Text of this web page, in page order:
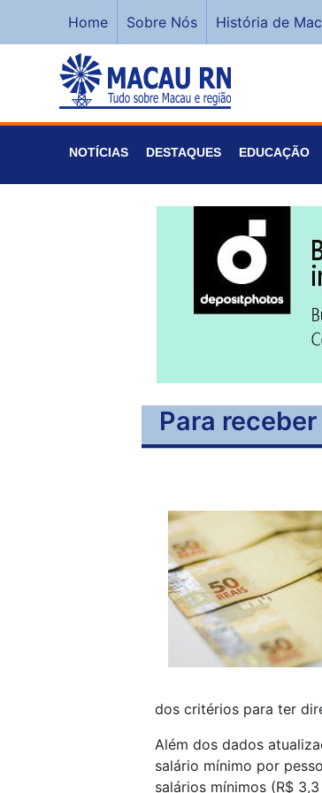
Home Sobre Nós História de
NOTÍCIAS DESTAQUES EDUCAÇÃO
Para
dos critérios para ter
Além dos dados
salário mínimo por
salários mínimos (R$